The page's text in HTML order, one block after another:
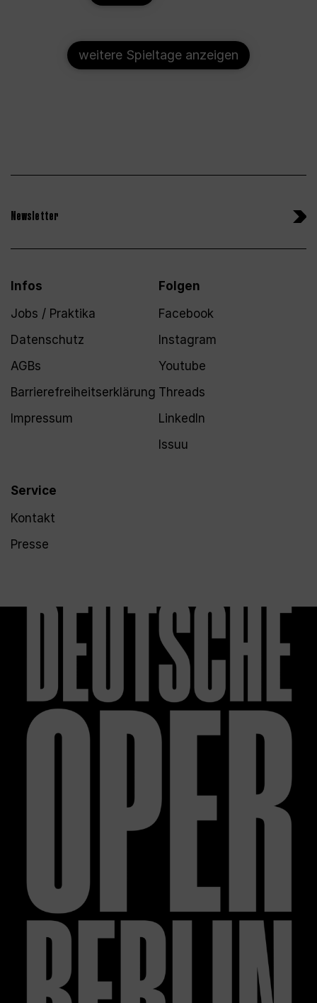
weitere Spieltage anzeigen
Newsletter
Infos
Jobs / Praktika
Datenschutz
AGBs
Barrierefreiheitserklärung
Impressum
Service
Kontakt
Presse
Folgen
Facebook
Instagram
Youtube
Threads
LinkedIn
Issuu